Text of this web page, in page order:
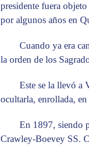
presidente fuera
por algunos años en
Cuando ya era
la orden de los
Este se la llevó a
ocultarla, enrollada,
En 1897, siendo
Crawley-Boevey SS.